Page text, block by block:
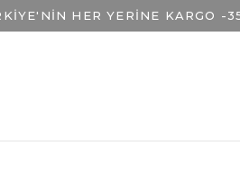
HER YERİNE KARGO -